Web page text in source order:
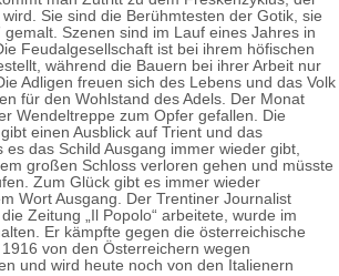
Sie sind die Berühmtesten der Gotik, sie
Szenen sind im Lauf eines Jahres in
Feudalgesellschaft ist bei ihrem höfischen
während die Bauern bei ihrer Arbeit nur
Adligen freuen sich des Lebens und das Volk
für den Wohlstand des Adels. Der Monat
Wendeltreppe zum Opfer gefallen. Die
einen Ausblick auf Trient und das
es das Schild Ausgang immer wieder gibt,
großen Schloss verloren gehen und müsste
Zum Glück gibt es immer wieder
Wort Ausgang. Der Trentiner Journalist
Zeitung „Il Popolo“ arbeitete, wurde im
Er kämpfte gegen die österreichische
von den Österreichern wegen
und wird heute noch von den Italienern